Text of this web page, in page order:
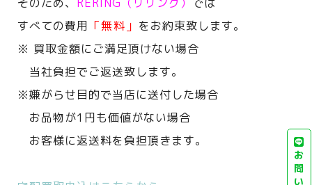
すべての費用 「無料」 をお約束致します。
※ 買取金額にご満足頂けない場合
当社負担でご返送致します。
※嫌がらせ目的で当店に送付した場合
お品物が1円も価値がない場合
お客様に返送料を負担頂きます。
お
問
い